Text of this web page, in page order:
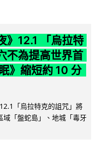
》12.1 「烏拉特
不為提高世界首
》縮短約 10 分
「烏拉特克的詛咒」將
「盤蛇島」、地城「毒牙